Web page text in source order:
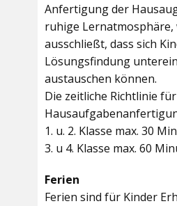
Anfertigung der
ruhige Lernatmosphäre,
ausschließt, dass sich
Lösungsfindung
austauschen können.
Die zeitliche Richtlinie
1. u. 2. Klasse max. 30
3. u 4. Klasse max. 60
Ferien
Ferien sind für Kinder